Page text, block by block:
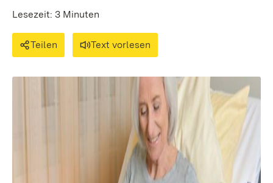
Lesezeit: 3 Minuten
Teilen Text vorlesen